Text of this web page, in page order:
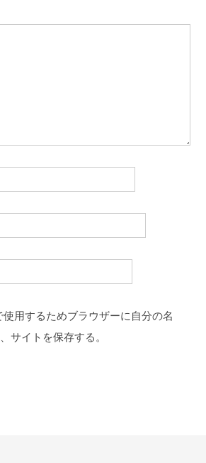
用するためブラウザーに自分の名
サイトを保存する。